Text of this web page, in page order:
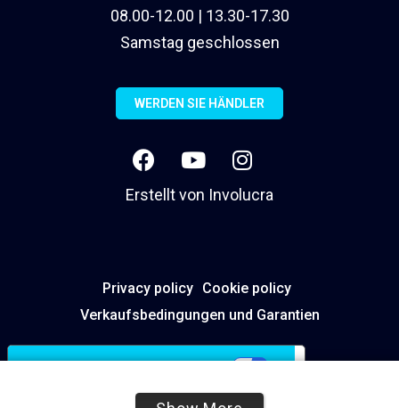
08.00-12.00 | 13.30-17.30
Samstag geschlossen
WERDEN SIE HÄNDLER
Erstellt von Involucra
Privacy policy Cookie policy
Verkaufsbedingungen und Garantien